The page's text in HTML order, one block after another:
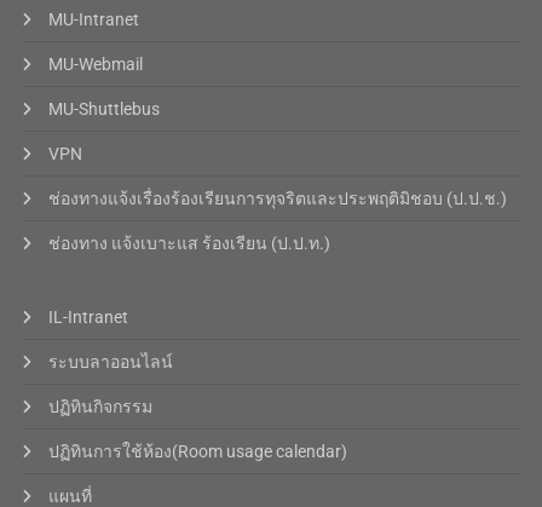
MU-Intranet
MU-Webmail
MU-Shuttlebus
VPN
ช่องทางแจ้งเรื่องร้องเรียนการทุจริตและประพฤติมิชอบ (ป.ป.ช.)
ช่องทาง แจ้งเบาะแส ร้องเรียน (ป.ป.ท.)
IL-Intranet
ระบบลาออนไลน์
ปฏิทินกิจกรรม
ปฏิทินการใช้ห้อง(Room usage calendar)
แผนที่